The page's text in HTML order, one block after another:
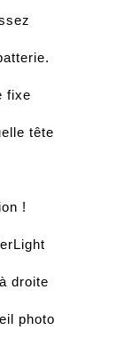
fixe
tête
!
droite
photo